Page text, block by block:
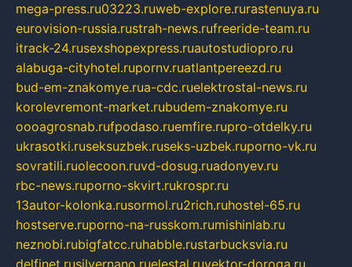
mega-press.ru03223.ruweb-explore.rurastenuya.ru
eurovision-russia.rustrah-news.rufreeride-team.ru
itrack-24.rusexshopexpress.ruautostudiopro.ru
alabuga-cityhotel.rupornv.ruatlantpereezd.ru
bud-em-znakomye.rua-cdc.ruelektrostal-news.ru
korolevremont-market.rubudem-znakomye.ru
oooagrosnab.rufpodaso.ruemfire.rupro-otdelky.ru
ukrasotki.ruseksuzbek.ruseks-uzbek.ruporno-vk.ru
sovratili.ruolecoon.ruvd-dosug.ruadonyev.ru
rbc-news.ruporno-skvirt.rukrospr.ru
13autor-kolonka.rusormol.ru2rich.ruhostel-65.ru
hostserve.ruporno-na-russkom.rumishinlab.ru
neznobi.rubigfatcc.ruhabble.rustarbucksvia.ru